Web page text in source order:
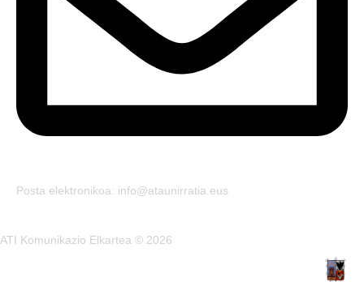
Posta elektronikoa: info@ataunirratia.eus
ATI Komunikazio Elkartea © 2026